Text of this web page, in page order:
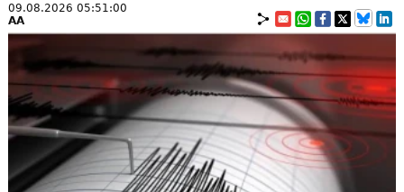
09.08.2026 05:51:00
AA